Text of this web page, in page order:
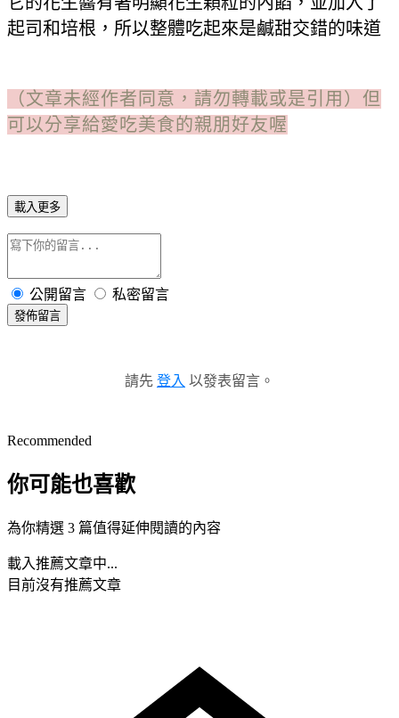
起司和培根，所以整體吃起來是鹹甜交錯的味道
（文章未經作者同意，請勿轉載或是引用）但
可以分享給愛吃美食的親朋好友喔
載入更多
公開留言 私密留言
發佈留言
請先 登入 以發表留言。
Recommended
你可能也喜歡
為你精選 3 篇值得延伸閱讀的內容
載入推薦文章中...
目前沒有推薦文章